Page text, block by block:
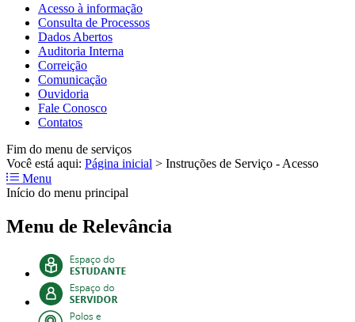
Acesso à informação
Consulta de Processos
Dados Abertos
Auditoria Interna
Correição
Comunicação
Ouvidoria
Fale Conosco
Contatos
Fim do menu de serviços
Você está aqui: Página inicial > Instruções de Serviço - Acesso
Menu
Início do menu principal
Menu de Relevância